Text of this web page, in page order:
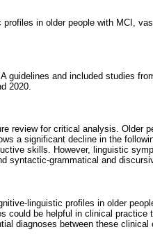
in older people with MCI,
guidelines and included studies
2020.
review for critical analysis. Older
a significant decline in the
skills. However, linguistic
syntactic-grammatical and
linguistic profiles in older
could be helpful in clinical
diagnoses between these clinical